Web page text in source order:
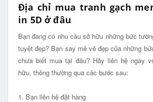
Địa chỉ mua tranh gạch
in 5D ở đâu
Bạn đang có nhu cầu sở hữu những bức
tuyệt đẹp? Bạn say mê vẻ đẹp của những
chưa biết mua tại đâu? Hãy liên hệ ngay
hữu, thông thường qua các bước sau:
1. Bạn liên hệ đặt hàng